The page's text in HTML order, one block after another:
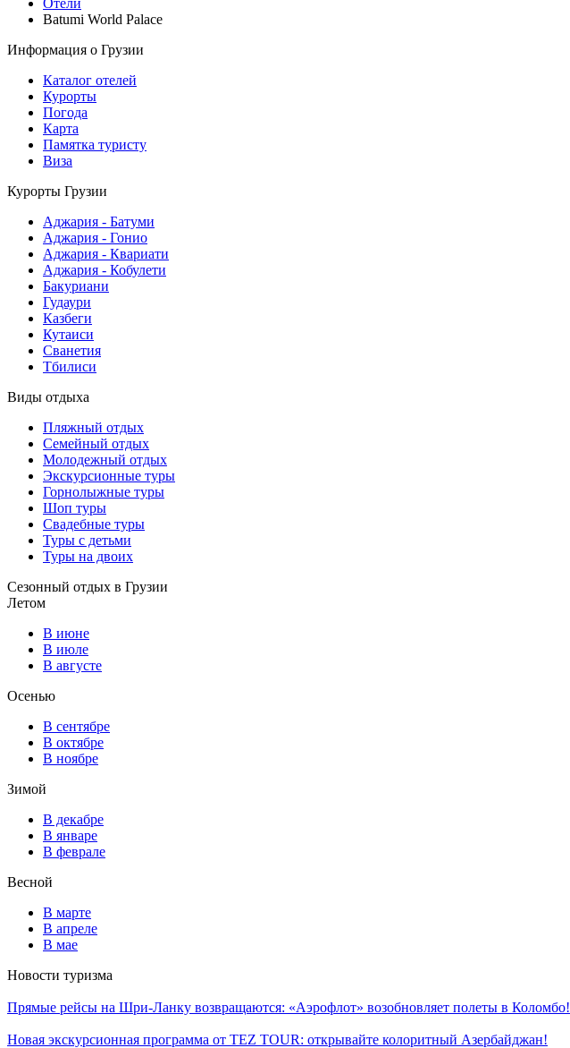
Отели
Batumi World Palace
Информация о Грузии
Каталог отелей
Курорты
Погода
Карта
Памятка туристу
Виза
Курорты Грузии
Аджария - Батуми
Аджария - Гонио
Аджария - Квариати
Аджария - Кобулети
Бакуриани
Гудаури
Казбеги
Кутаиси
Сванетия
Тбилиси
Виды отдыха
Пляжный отдых
Семейный отдых
Молодежный отдых
Экскурсионные туры
Горнолыжные туры
Шоп туры
Свадебные туры
Туры с детьми
Туры на двоих
Сезонный отдых в Грузии
Летом
В июне
В июле
В августе
Осенью
В сентябре
В октябре
В ноябре
Зимой
В декабре
В январе
В феврале
Весной
В марте
В апреле
В мае
Новости туризма
Прямые рейсы на Шри-Ланку возвращаются: «Аэрофлот» возобновляет полеты в Коломбо!
Новая экскурсионная программа от TEZ TOUR: открывайте колоритный Азербайджан!